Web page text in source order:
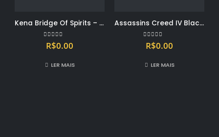
Kena Bridge Of Spirits – PS4 Mídia Digital PRIMARIA
0out of 5
R$0.00
LER MAIS
Assassins Creed IV Black Flag – PS4 midia digital PRIMARIA
0out of 5
R$0.00
LER MAIS